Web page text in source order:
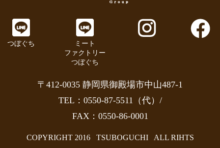
つぼぐち
ミート
ファクトリー
つぼぐち
〒412-0035 静岡県御殿場市中山487-1
TEL：0550-87-5511（代）/
FAX：0550-86-0001
COPYRIGHT 2016 TSUBOGUCHI
ALL RIHTS